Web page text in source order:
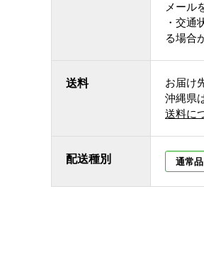
メール
・交通
る場合
送料 お届け
沖縄県
送料に
配送種別 通常品